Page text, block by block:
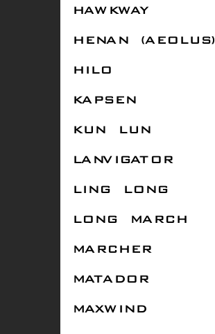
HAWKWAY
HENAN (AEOLUS)
HILO
KAPSEN
KUN LUN
LANVIGATOR
LING LONG
LONG MARCH
MARCHER
MATADOR
MAXWIND